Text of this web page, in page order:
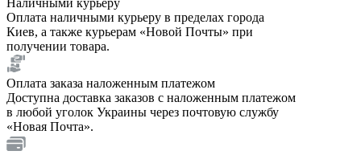
Оплата наличными курьеру в пределах города
Киев, а также курьерам «Новой Почты» при
получении товара.
Оплата заказа наложенным платежом
Доступна доставка заказов с наложенным платежом
в любой уголок Украины через почтовую службу
«Новая Почта».